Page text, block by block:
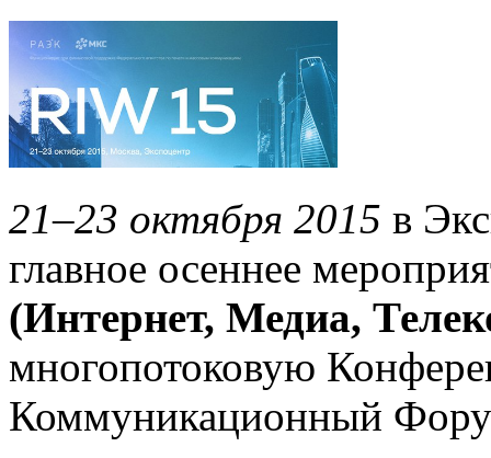
21–23 октября 2015 в
главное осеннее
(Интернет, Медиа,
многопотоковую
Коммуникационный